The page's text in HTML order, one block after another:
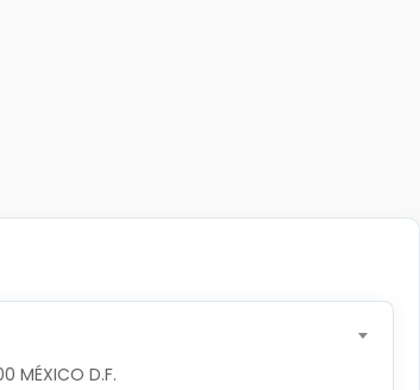
MÉXICO D.F.